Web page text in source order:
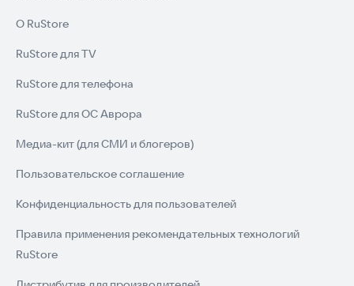
О RuStore
RuStore для TV
RuStore для телефона
RuStore для ОС Аврора
Медиа-кит (для СМИ и блогеров)
Пользовательское соглашение
Конфиденциальность для пользователей
Правила применения рекомендательных технологий
RuStore